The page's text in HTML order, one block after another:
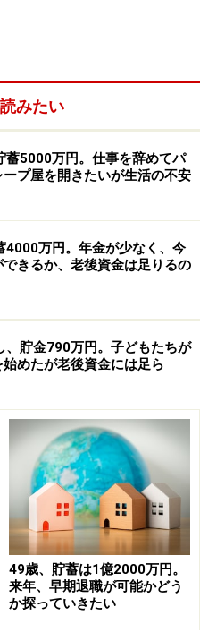
みたい
蓄5000万円。仕事を辞めてパ
プ屋を開きたいが生活の不安
4000万円。年金が少なく、今
きるか、老後資金は足りるの
、貯金790万円。子どもたちが
めたが老後資金には足ら
49歳、貯蓄は1億2000万円。
来年、早期退職が可能かどう
か探っていきたい